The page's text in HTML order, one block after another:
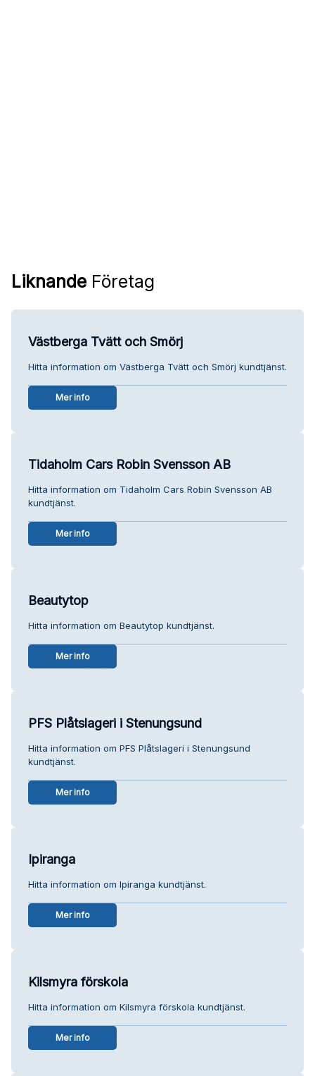
Liknande Företag
Västberga Tvätt och Smörj
Hitta information om Västberga Tvätt och Smörj kundtjänst.
Mer info
Tidaholm Cars Robin Svensson AB
Hitta information om Tidaholm Cars Robin Svensson AB
kundtjänst.
Mer info
Beautytop
Hitta information om Beautytop kundtjänst.
Mer info
PFS Plåtslageri i Stenungsund
Hitta information om PFS Plåtslageri i Stenungsund
kundtjänst.
Mer info
Ipiranga
Hitta information om Ipiranga kundtjänst.
Mer info
Kilsmyra förskola
Hitta information om Kilsmyra förskola kundtjänst.
Mer info